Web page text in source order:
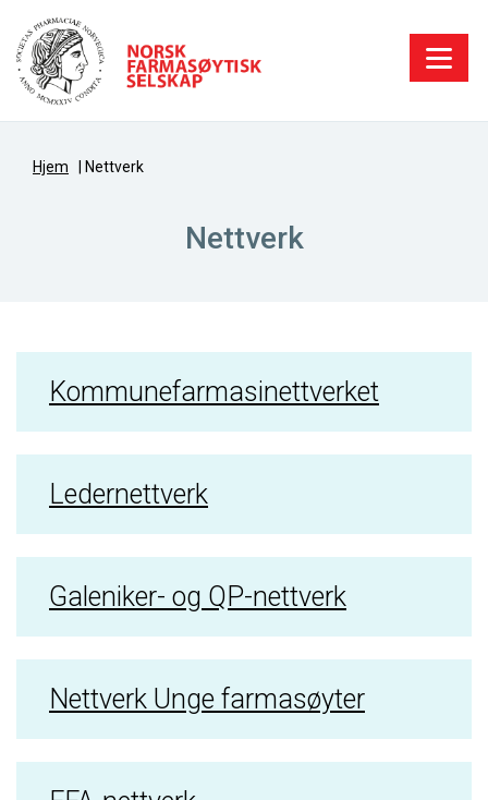
Hjem Nettverk
Nettverk
Kommunefarmasinettverket
Ledernettverk
Galeniker- og QP-nettverk
Nettverk Unge farmasøyter